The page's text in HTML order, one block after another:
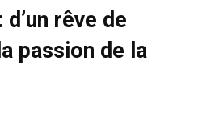
rêve de
passion de la